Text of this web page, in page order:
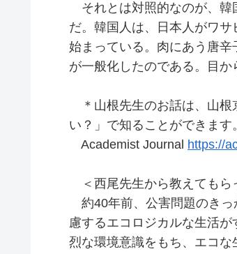
それとは対照的なのが、韓
だ。韓国人は、日本人がワ
始まっている。肉にあう唐
が一般化したのである。目か
＊山根先生のお話は、山
い？」で知ることができます。
Academist Journal https://
＜西尾先生から教えてもら
約40年前、公害問題のきっ
慮するエコロジカルな生活
烈な環境意識をもち、エコ